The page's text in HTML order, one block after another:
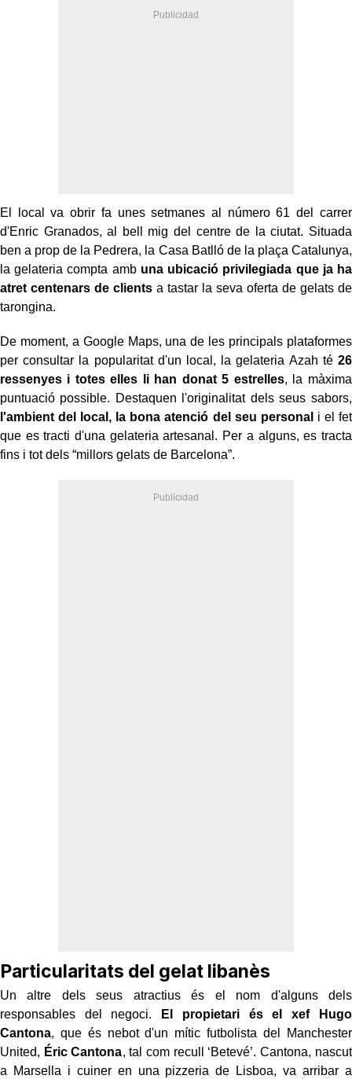
El local va obrir fa unes setmanes al número 61 del carrer
d'Enric Granados, al bell mig del centre de la ciutat. Situada
ben a prop de la Pedrera, la Casa Batlló de la plaça Catalunya,
la gelateria compta amb una ubicació privilegiada que ja ha
atret centenars de clientsa tastar la seva oferta de gelats de
tarongina.
De moment, a Google Maps, una de les principals plataformes
per consultar la popularitat d'un local, la gelateria Azah té 26
ressenyes i totes elles li han donat 5 estrelles, la màxima
puntuació possible. Destaquen l'originalitat dels seus sabors,
l'ambient del local, la bona atenció del seu personal i el fet
que es tracti d'una gelateria artesanal. Per a alguns, es tracta
fins i tot dels “millors gelats de Barcelona”.
Particularitats del gelat libanès
Un altre dels seus atractius és el nom d'alguns dels
responsables del negoci.
El propietari és el xef Hugo
Cantona, que és nebot d'un mític futbolista del Manchester
United, Éric Cantona, tal com recull ‘Betevé’. Cantona, nascut
a Marsella i cuiner en una pizzeria de Lisboa, va arribar a